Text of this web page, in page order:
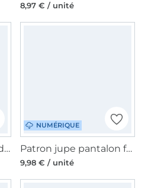
8,97 € / unité
Patron gilet femme pdf Carla Malomi, en français
NUMÉRIQUE
Patron jupe pantalon femme pdf Mara Sew4Me, en allemand
9,98 € / unité